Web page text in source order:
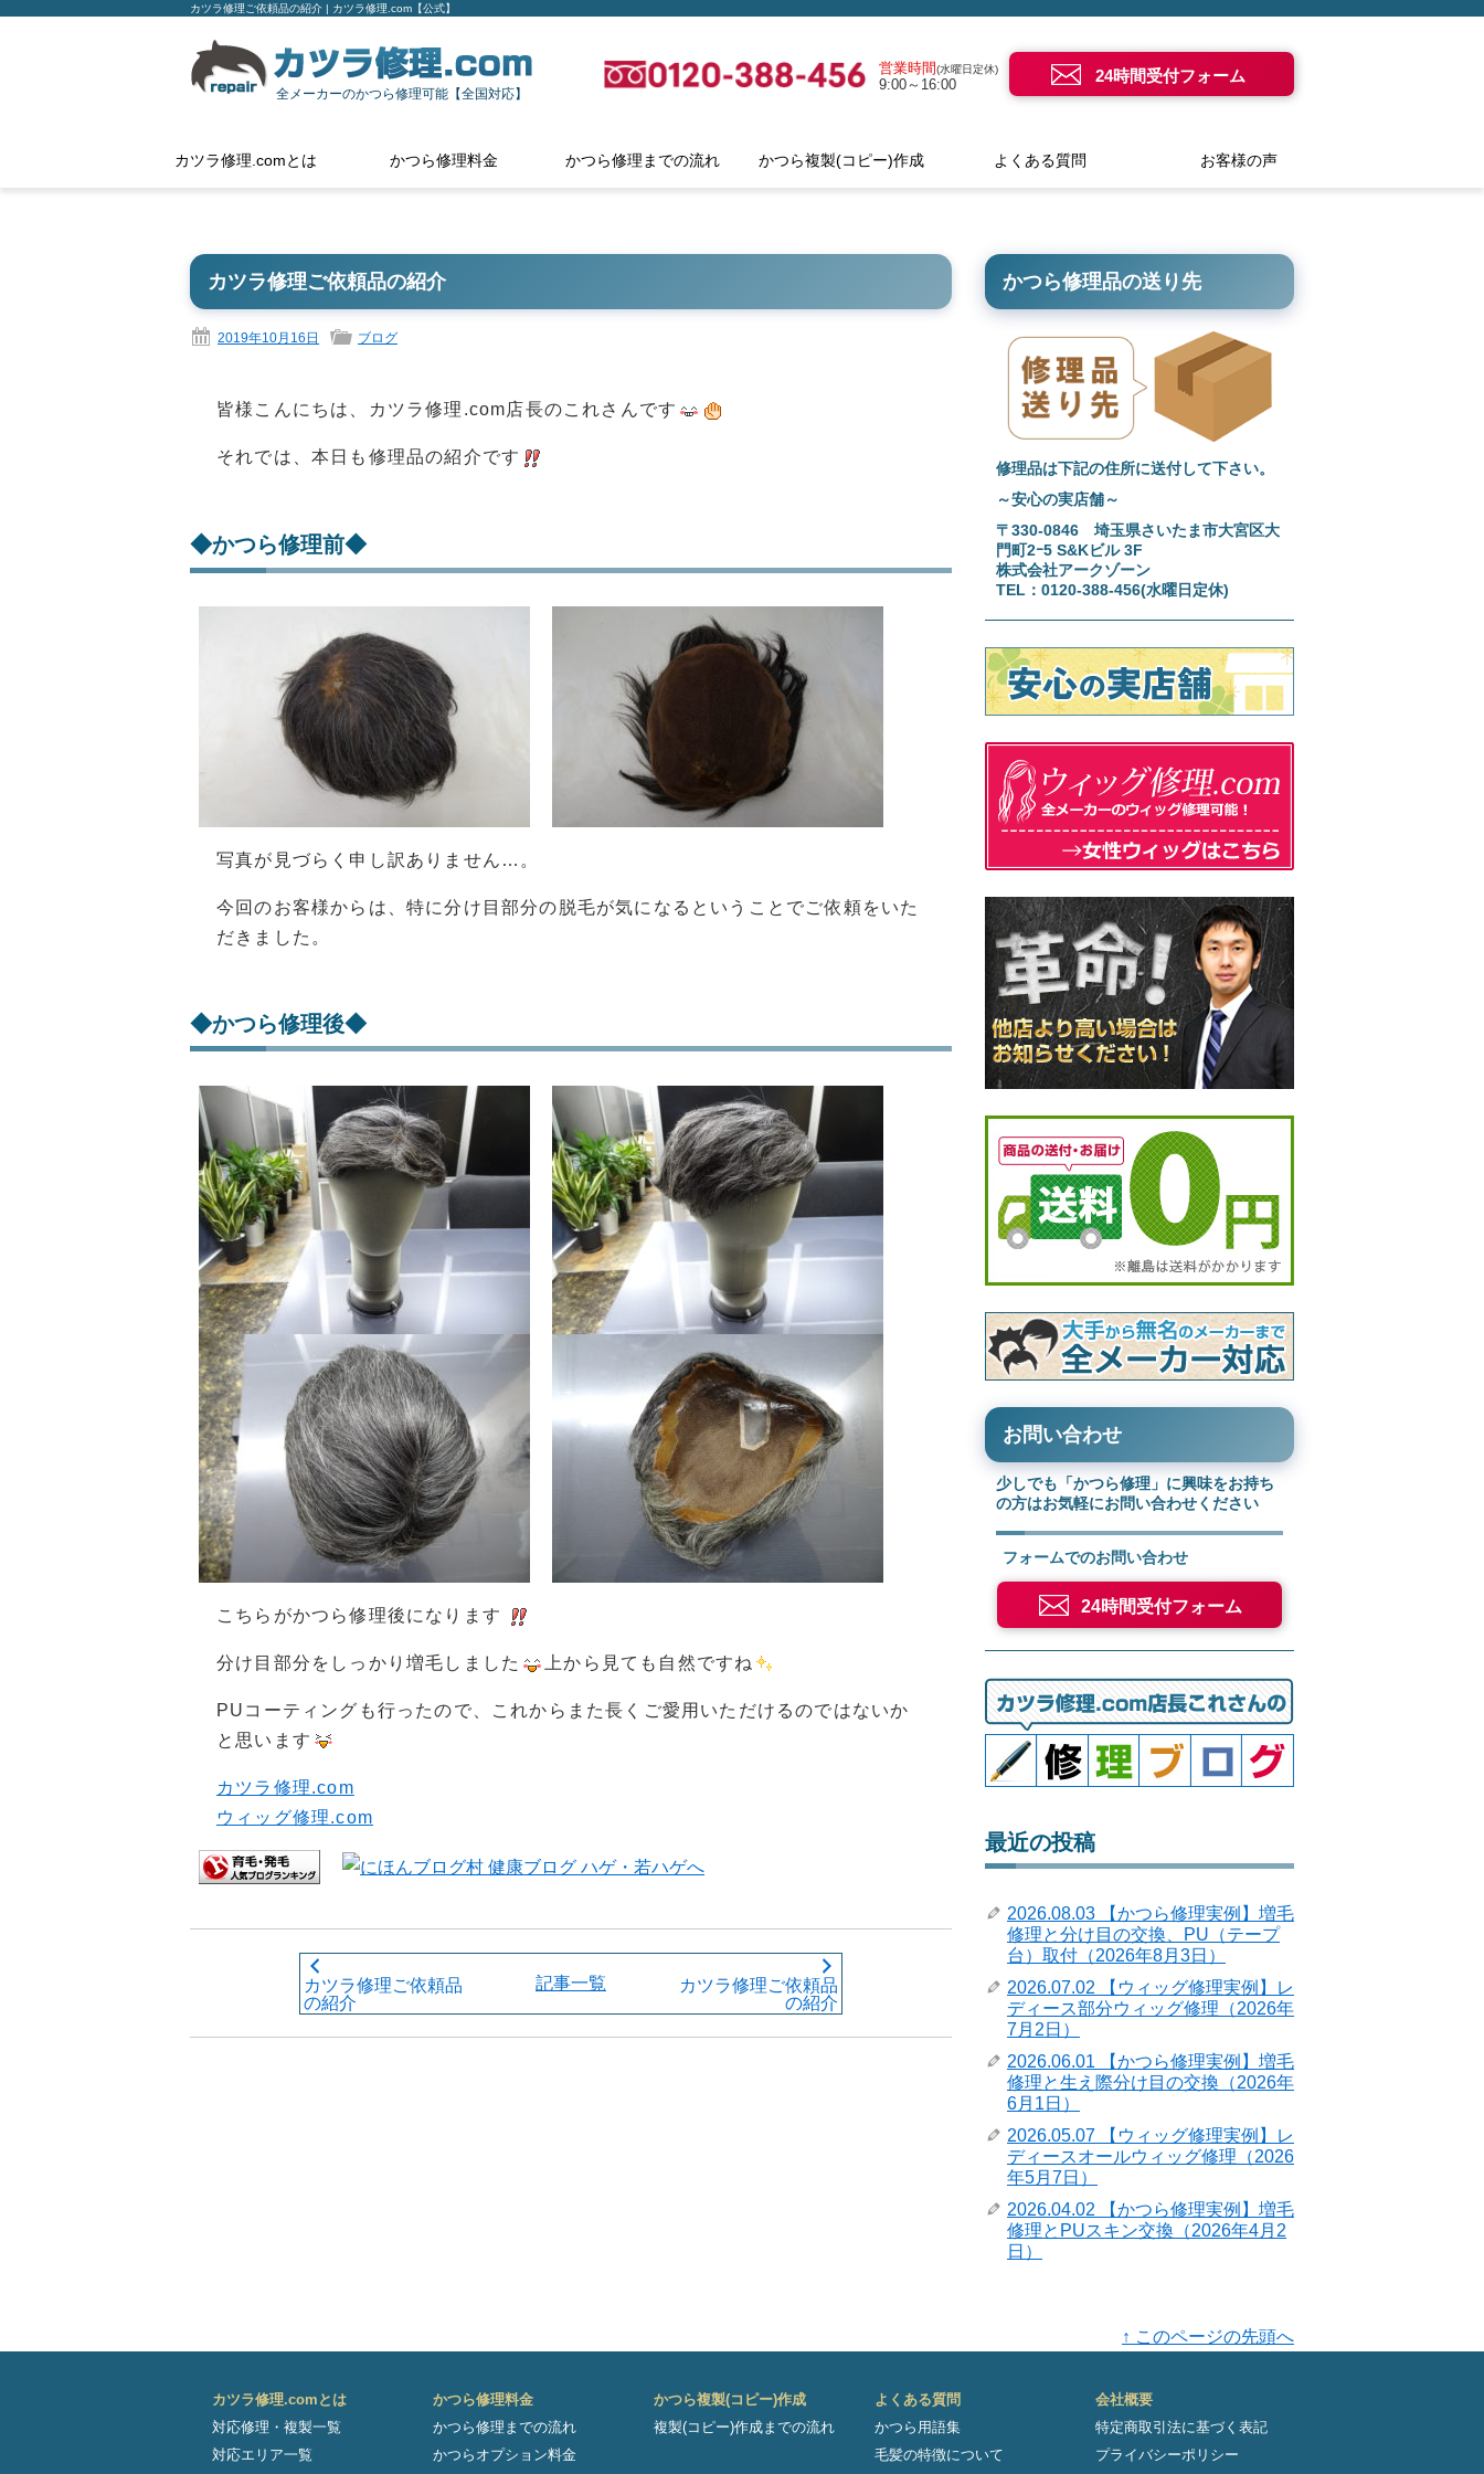
カツラ修理ご依頼品の紹介 | カツラ修理.com【公式】
全メーカーのかつら修理可能【全国対応】
営業時間(水曜日定休)
9:00～16:00 24時間受付フォーム
カツラ修理.comとは かつら修理料金 かつら修理までの流れ かつら複製(コピー)作成 よくある質問 お客様の声
カツラ修理ご依頼品の紹介
2019年10月16日 ブログ
皆様こんにちは、カツラ修理.com店長のこれさんです
それでは、本日も修理品の紹介です
◆かつら修理前◆
写真が見づらく申し訳ありません…。
今回のお客様からは、特に分け目部分の脱毛が気になるということでご依頼をいた
だきました。
◆かつら修理後◆
こちらがかつら修理後になります
分け目部分をしっかり増毛しました 上から見ても自然ですね
PUコーティングも行ったので、これからまた長くご愛用いただけるのではないか
と思います
カツラ修理.com
ウィッグ修理.com
カツラ修理ご依頼品
の紹介
記事一覧
カツラ修理ご依頼品
の紹介
かつら修理品の送り先
修理品は下記の住所に送付して下さい。
～安心の実店舗～
〒330-0846 埼玉県さいたま市大宮区大
門町2ｰ5 S&Kビル 3F
株式会社アークゾーン
TEL：0120-388-456(水曜日定休)
お問い合わせ
少しでも「かつら修理」に興味をお持ち
の方はお気軽にお問い合わせください
フォームでのお問い合わせ
24時間受付フォーム
最近の投稿
2026.08.03 【かつら修理実例】増毛
修理と分け目の交換、PU（テープ
台）取付（2026年8月3日）
2026.07.02 【ウィッグ修理実例】レ
ディース部分ウィッグ修理（2026年
7月2日）
2026.06.01 【かつら修理実例】増毛
修理と生え際分け目の交換（2026年
6月1日）
2026.05.07 【ウィッグ修理実例】レ
ディースオールウィッグ修理（2026
年5月7日）
2026.04.02 【かつら修理実例】増毛
修理とPUスキン交換（2026年4月2
日）
↑ このページの先頭へ
カツラ修理.comとは
対応修理・複製一覧
対応エリア一覧
かつら修理料金
かつら修理までの流れ
かつらオプション料金
かつら複製(コピー)作成
複製(コピー)作成までの流れ
よくある質問
かつら用語集
毛髪の特徴について
会社概要
特定商取引法に基づく表記
プライバシーポリシー